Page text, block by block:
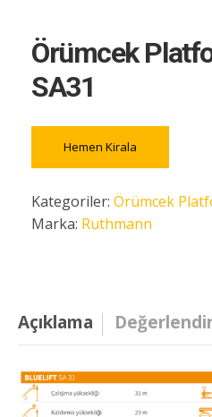
Örümcek
SA31
Hemen Kirala
Kategoriler: Örümcek
Marka: Ruthmann
Açıklama